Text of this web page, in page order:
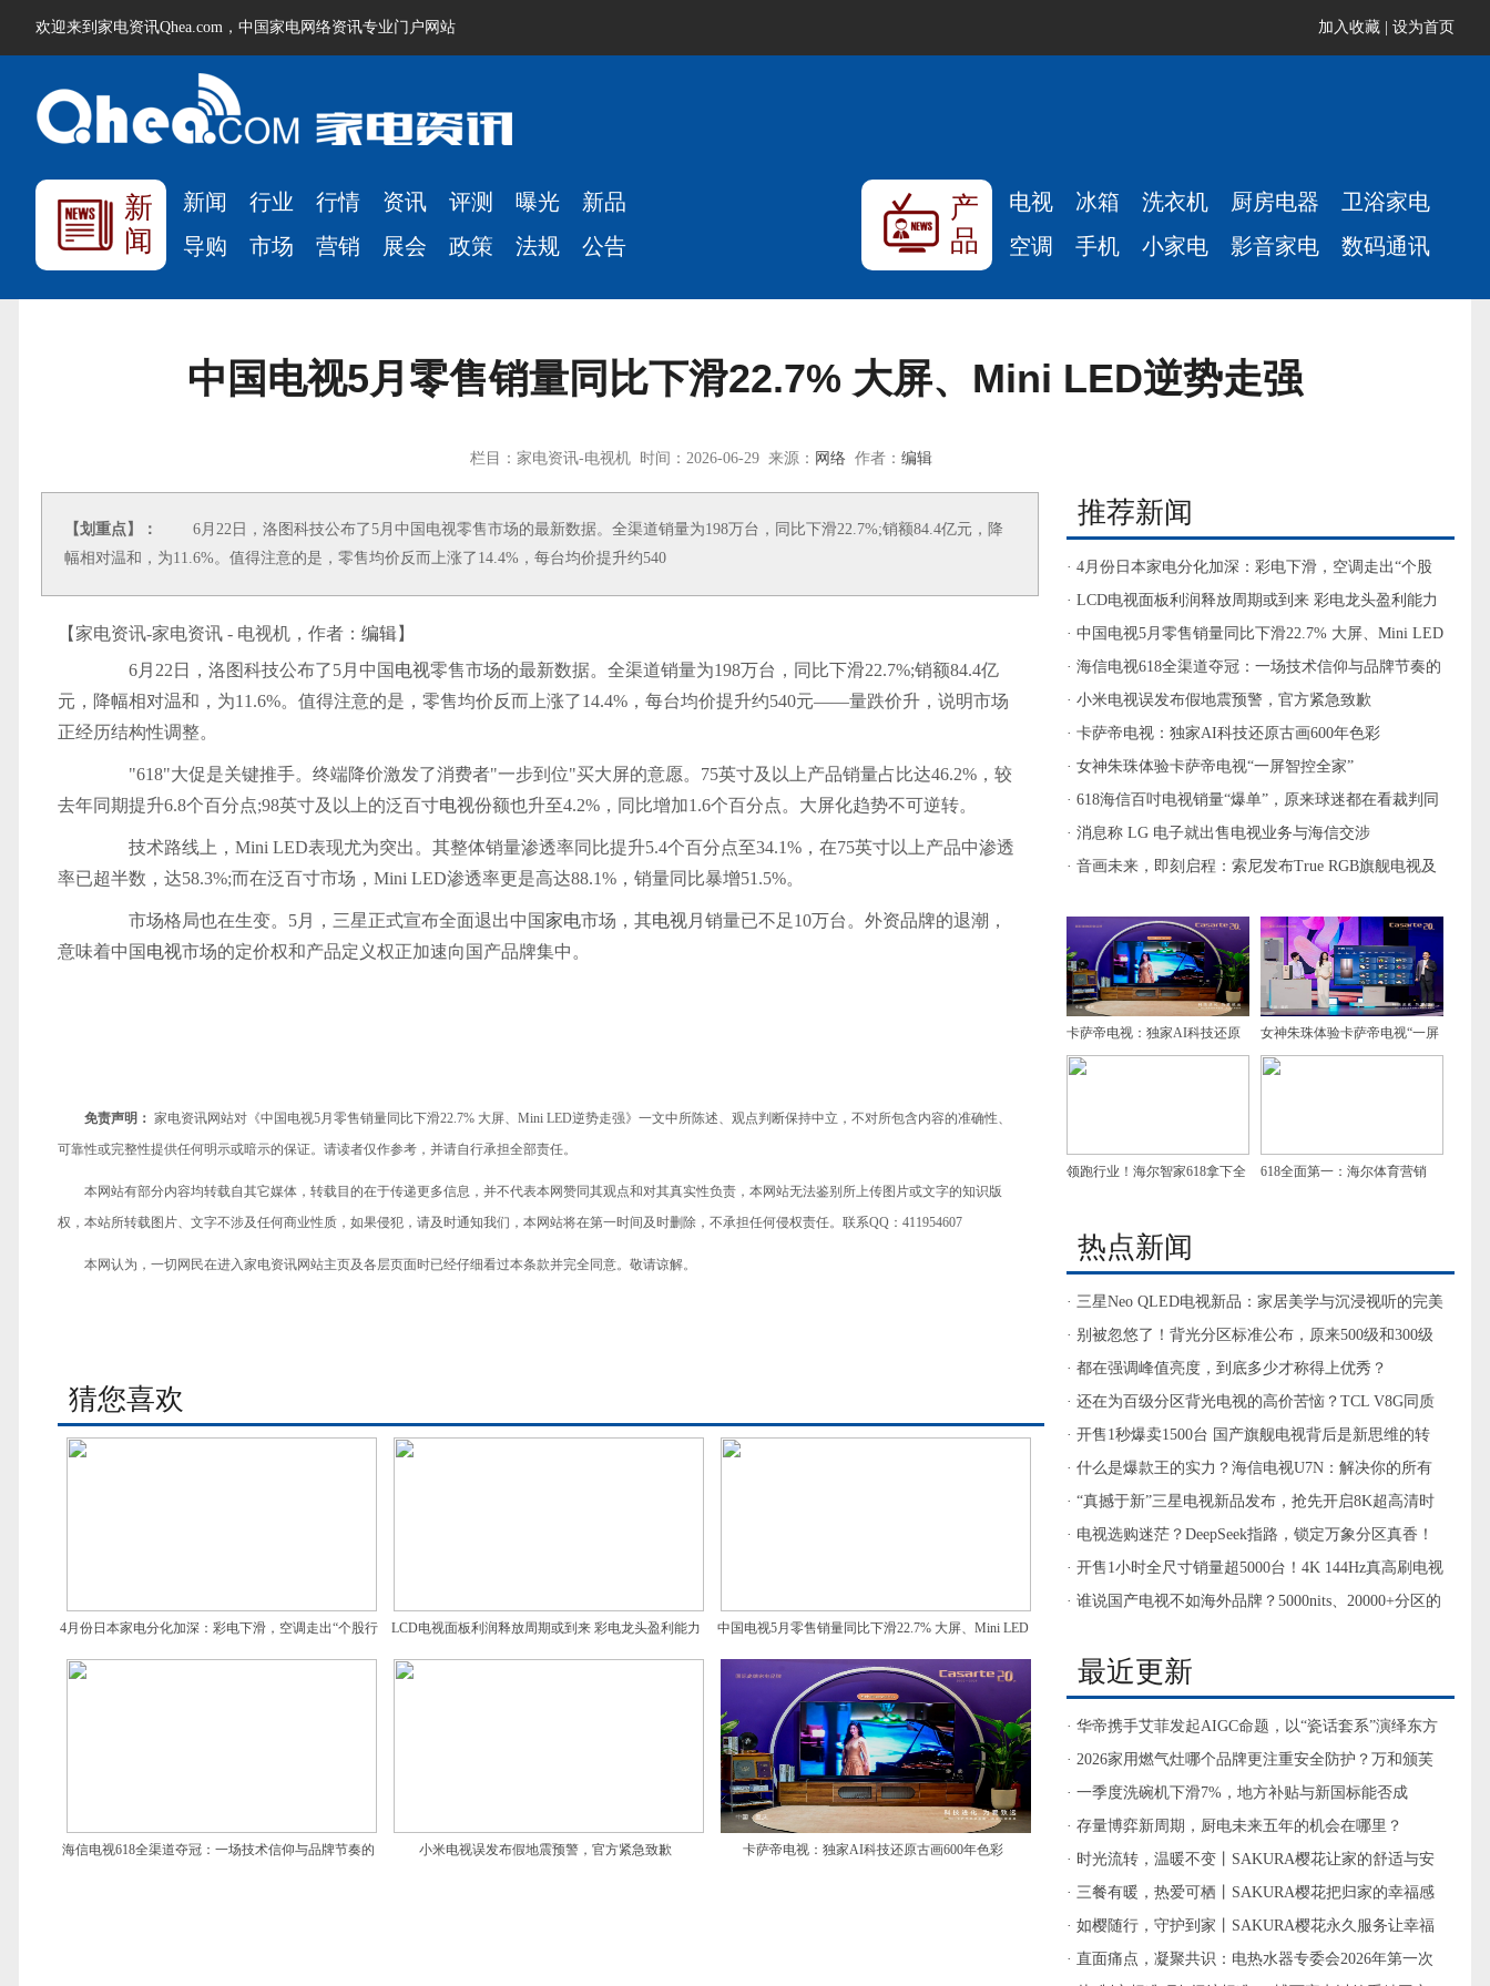
欢迎来到家电资讯Qhea.com，中国家电网络资讯专业门户网站 加入收藏 设为首页
新
闻
新闻 行业 行情 资讯 评测 曝光
新品
导购
市场 营销 展会 政策 法规 公告
产
品
电视 冰箱 洗衣机 厨房电器
卫浴家电
空调
手机 小家电 影音家电 数码通讯
中国电视5月零售销量同比下滑22.7% 大屏、Mini LED逆势走强
栏目：家电资讯-电视机 时间：2026-06-29 来源： 网络作者： 编辑
【划重点】：
6月22日，洛图科技公布了5月中国电视零售市场的最新数据。全渠道销量为198万台，同比下滑22.7%;销额84.4亿元，降
幅相对温和，为11.6%。值得注意的是，零售均价反而上涨了14.4%，每台均价提升约540
【家电资讯-家电资讯 - 电视机，作者： 编辑】
6月22日，洛图科技公布了5月中国 电视零售市场的最新数据。全渠道销量为198万台，同比下滑22.7%;销额84.4亿
元，降幅相对温和，为11.6%。值得注意的是，零售均价反而上涨了14.4%，每台均价提升约540元——量跌价升，说明市场
正经历结构性调整。
"618"大促是关键推手。终端降价激发了消费者"一步到位"买大屏的意愿。75英寸及以上产品销量占比达46.2%，较
去年同期提升6.8个百分点;98英寸及以上的泛百寸电视份额也升至4.2%，同比增加1.6个百分点。大屏化趋势不可逆转。
技术路线上，Mini LED表现尤为突出。其整体销量渗透率同比提升5.4个百分点至34.1%，在75英寸以上产品中渗透
率已超半数，达58.3%;而在泛百寸市场，Mini LED渗透率更是高达88.1%，销量同比暴增51.5%。
市场格局也在生变。5月，三星正式宣布全面退出中国 家电市场，其电视月销量已不足10万台。外资品牌的退潮，
意味着中国 电视市场的定价权和产品定义权正加速向国产品牌集中。
免责声明： 家电资讯网站对《中国电视5月零售销量同比下滑22.7% 大屏、Mini LED逆势走强》一文中所陈述、观点判断保持中立，不对所包含内容的准确性、
可靠性或完整性提供任何明示或暗示的保证。请读者仅作参考，并请自行承担全部责任。
本网站有部分内容均转载自其它媒体，转载目的在于传递更多信息，并不代表本网赞同其观点和对其真实性负责，本网站无法鉴别所上传图片或文字的知识版
权，本站所转载图片、文字不涉及任何商业性质，如果侵犯，请及时通知我们，本网站将在第一时间及时删除，不承担任何侵权责任。联系QQ：411954607
本网认为，一切网民在进入家电资讯网站主页及各层页面时已经仔细看过本条款并完全同意。敬请谅解。
猜您喜欢
4月份日本家电分化加深：彩电下滑，空调走出“个股行
情”
LCD电视面板利润释放周期或到来 彩电龙头盈利能力
稳定向上
中国电视5月零售销量同比下滑22.7% 大屏、Mini LED
逆势走强
海信电视618全渠道夺冠：一场技术信仰与品牌节奏的 小米电视误发布假地震预警，官方紧急致歉 卡萨帝电视：独家AI科技还原古画600年色彩
推荐新闻
· 4月份日本家电分化加深：彩电下滑，空调走出“个股
行情”
· LCD电视面板利润释放周期或到来 彩电龙头盈利能力
稳定向上
· 中国电视5月零售销量同比下滑22.7% 大屏、Mini LED
逆势走强
· 海信电视618全渠道夺冠：一场技术信仰与品牌节奏的
双赢
· 小米电视误发布假地震预警，官方紧急致歉
· 卡萨帝电视：独家AI科技还原古画600年色彩
· 女神朱珠体验卡萨帝电视“一屏智控全家”
· 618海信百吋电视销量“爆单”，原来球迷都在看裁判同
款专业画质
· 消息称 LG 电子就出售电视业务与海信交涉
· 音画未来，即刻启程：索尼发布True RGB旗舰电视及
卡萨帝电视：独家AI科技还原
古画600年色彩
女神朱珠体验卡萨帝电视“一屏
智控全家”
领跑行业！海尔智家618拿下全 618全面第一：海尔体育营销
热点新闻
· 三星Neo QLED电视新品：家居美学与沉浸视听的完美
融合
· 别被忽悠了！背光分区标准公布，原来500级和300级
体验没差距
· 都在强调峰值亮度，到底多少才称得上优秀？
· 还在为百级分区背光电视的高价苦恼？TCL V8G同质
价更香！
· 开售1秒爆卖1500台 国产旗舰电视背后是新思维的转
变
· 什么是爆款王的实力？海信电视U7N：解决你的所有
影音需求
· “真撼于新”三星电视新品发布，抢先开启8K超高清时
代大门
· 电视选购迷茫？DeepSeek指路，锁定万象分区真香！
· 开售1小时全尺寸销量超5000台！4K 144Hz真高刷电视
TCL T7E值得入手
· 谁说国产电视不如海外品牌？5000nits、20000+分区的
最近更新
· 华帝携手艾菲发起AIGC命题，以“瓷话套系”演绎东方
厨房美学
· 2026家用燃气灶哪个品牌更注重安全防护？万和颁芙
Q6-M6双重定时熄火多重防护厨房灶具推荐
· 一季度洗碗机下滑7%，地方补贴与新国标能否成
为“破局双翼”？
· 存量博弈新周期，厨电未来五年的机会在哪里？
· 时光流转，温暖不变丨SAKURA樱花让家的舒适与安
心始终如约而至
· 三餐有暖，热爱可栖丨SAKURA樱花把归家的幸福感
直接拉满
· 如樱随行，守护到家丨SAKURA樱花永久服务让幸福
生活更有温度
· 直面痛点，凝聚共识：电热水器专委会2026年第一次